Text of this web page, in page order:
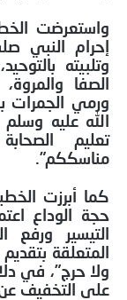
واستعرضت
إحرام النبي
وتلبيته
الصفا
ورمي الجمرات
الله عليه
تعليم
مناسككم”.
كما أبرزت
حجة الوداع
التيسير
المتعلقة
ولا حرج”، في
على التخفيف